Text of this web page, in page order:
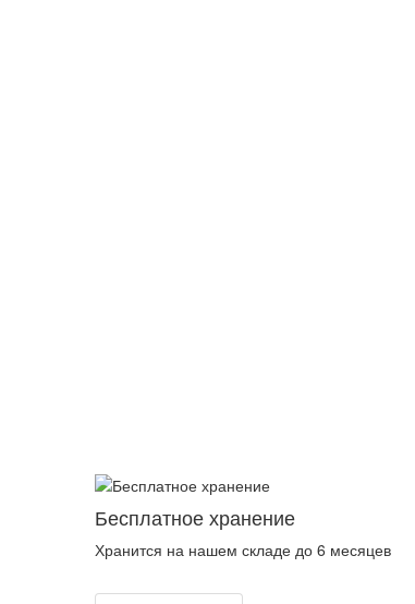
Бесплатное хранение
Хранится на нашем складе до 6 месяцев